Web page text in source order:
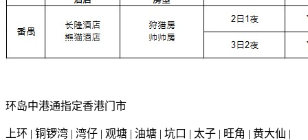
环岛中港通指定香港门市
上环 | 铜锣湾 | 湾仔 | 观塘 | 油塘 | 坑口 | 太子 | 旺角 | 黄大仙 |